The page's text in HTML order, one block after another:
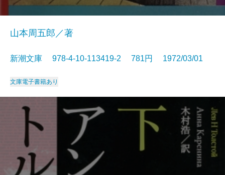
山本周五郎／著
新潮文庫 978-4-10-113419-2 781円 1972/03/01
文庫電子書籍あり